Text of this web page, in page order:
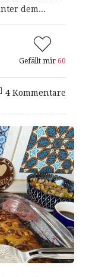
dem...
Gefällt mir 60
4 Kommentare